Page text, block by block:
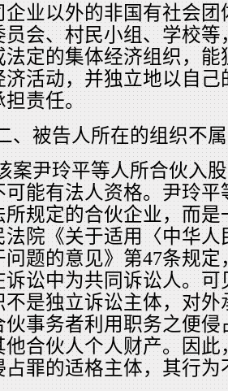
企业以外的非国有社会
员会、村民小组、学校
法定的集体经济组织，
济活动，并独立地以自
担责任。
、被告人所在的组织不
案尹玲平等人所合伙入
可能有法人资格。尹玲
所规定的合伙企业，而
法院《关于适用〈中华
问题的意见》第47条规
诉讼中为共同诉讼人。
不是独立诉讼主体，对
伙事务者利用职务之便
他合伙人个人财产。因
占罪的适格主体，其行